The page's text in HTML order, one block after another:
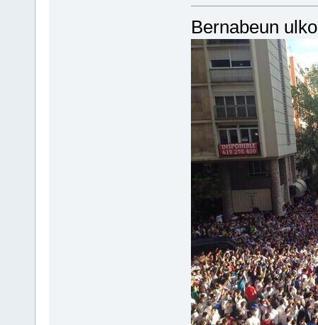
Bernabeun